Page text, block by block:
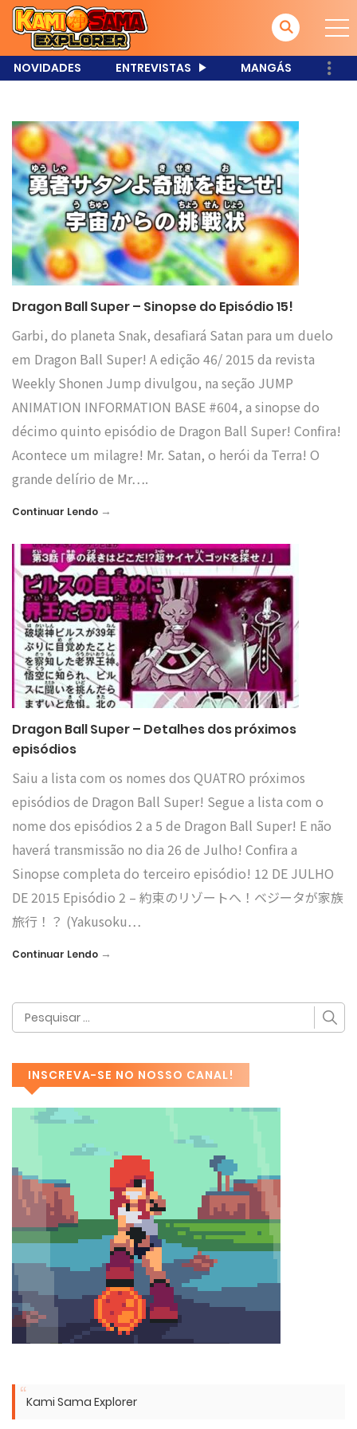
NOVIDADES ENTREVISTAS MANGÁS
Dragon Ball Super – Sinopse do Episódio 15!
Garbi, do planeta Snak, desafiará Satan para um duelo
em Dragon Ball Super! A edição 46/ 2015 da revista
Weekly Shonen Jump divulgou, na seção JUMP
ANIMATION INFORMATION BASE #604, a sinopse do
décimo quinto episódio de Dragon Ball Super! Confira!
Acontece um milagre! Mr. Satan, o herói da Terra! O
grande delírio de Mr….
Continuar Lendo →
Dragon Ball Super – Detalhes dos próximos
episódios
Saiu a lista com os nomes dos QUATRO próximos
episódios de Dragon Ball Super! Segue a lista com o
nome dos episódios 2 a 5 de Dragon Ball Super! E não
haverá transmissão no dia 26 de Julho! Confira a
Sinopse completa do terceiro episódio! 12 DE JULHO
DE 2015 Episódio 2 – 約束のリゾートへ！ベジータが家族
旅行！？ (Yakusoku…
Continuar Lendo →
INSCREVA-SE NO NOSSO CANAL!
Kami Sama Explorer